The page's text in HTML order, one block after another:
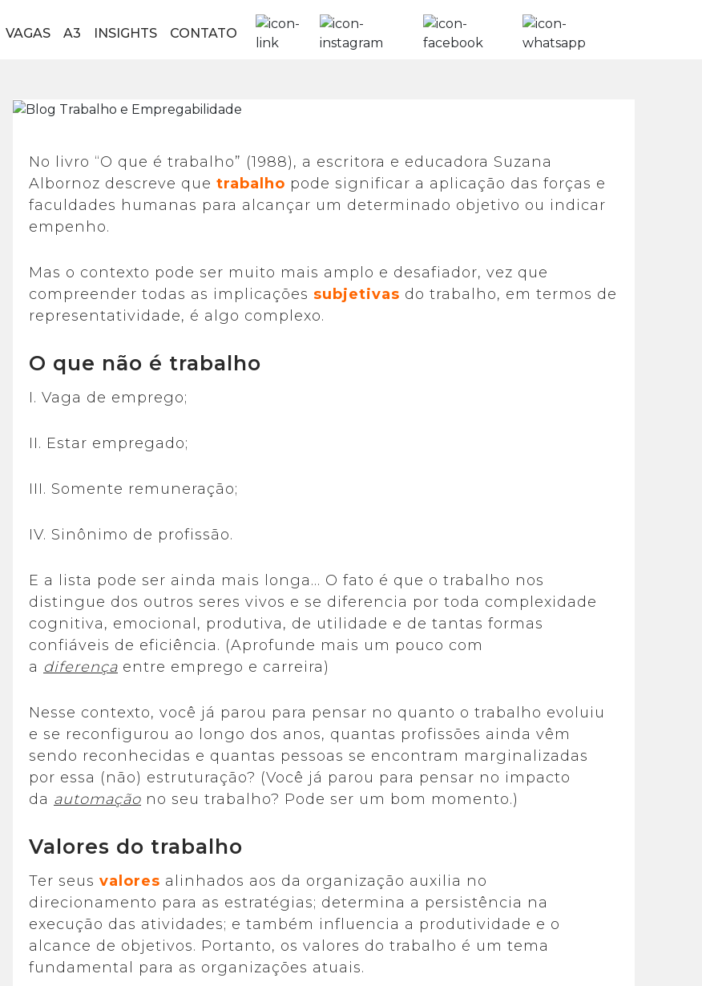
VAGAS A3 INSIGHTS CONTATO
No livro “O que é trabalho” (1988), a escritora e educadora Suzana
Albornoz descreve que trabalho pode significar a aplicação das forças e
faculdades humanas para alcançar um determinado objetivo ou indicar
empenho.
Mas o contexto pode ser muito mais amplo e desafiador, vez que
compreender todas as implicações subjetivas do trabalho, em termos de
representatividade, é algo complexo.
O que não é trabalho
I. Vaga de emprego;
II. Estar empregado;
III. Somente remuneração;
IV. Sinônimo de profissão.
E a lista pode ser ainda mais longa… O fato é que o trabalho nos
distingue dos outros seres vivos e se diferencia por toda complexidade
cognitiva, emocional, produtiva, de utilidade e de tantas formas
confiáveis de eficiência. (Aprofunde mais um pouco com
a diferença entre emprego e carreira)
Nesse contexto, você já parou para pensar no quanto o trabalho evoluiu
e se reconfigurou ao longo dos anos, quantas profissões ainda vêm
sendo reconhecidas e quantas pessoas se encontram marginalizadas
por essa (não) estruturação? (Você já parou para pensar no impacto
da automação no seu trabalho? Pode ser um bom momento.)
Valores do trabalho
Ter seus valores alinhados aos da organização auxilia no
direcionamento para as estratégias; determina a persistência na
execução das atividades; e também influencia a produtividade e o
alcance de objetivos. Portanto, os valores do trabalho é um tema
fundamental para as organizações atuais.